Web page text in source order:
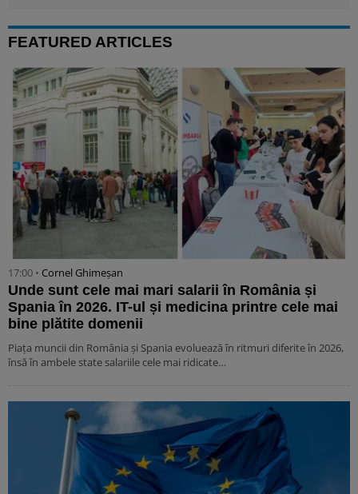
FEATURED ARTICLES
17:00 • Cornel Ghimeșan
Unde sunt cele mai mari salarii în România și
Spania în 2026. IT-ul și medicina printre cele mai
bine plătite domenii
Piața muncii din România și Spania evoluează în ritmuri diferite în 2026,
însă în ambele state salariile cele mai ridicate…